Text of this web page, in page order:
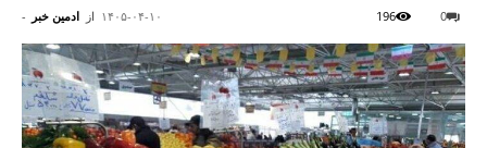
از ادمین خبر - ۱۴۰۵-۰۴-۱۰ 0
196